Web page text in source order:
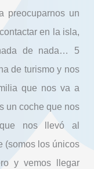
preocuparnos un
en la isla,
de nada… 5
de turismo y nos
que nos va a
un coche que nos
nos llevó al
(somos los únicos
y vemos llegar